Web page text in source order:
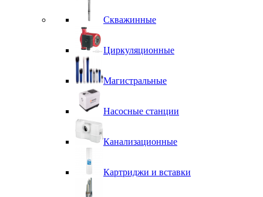
Скважинные
Циркуляционные
Магистральные
Насосные станции
Канализационные
Картриджи и вставки